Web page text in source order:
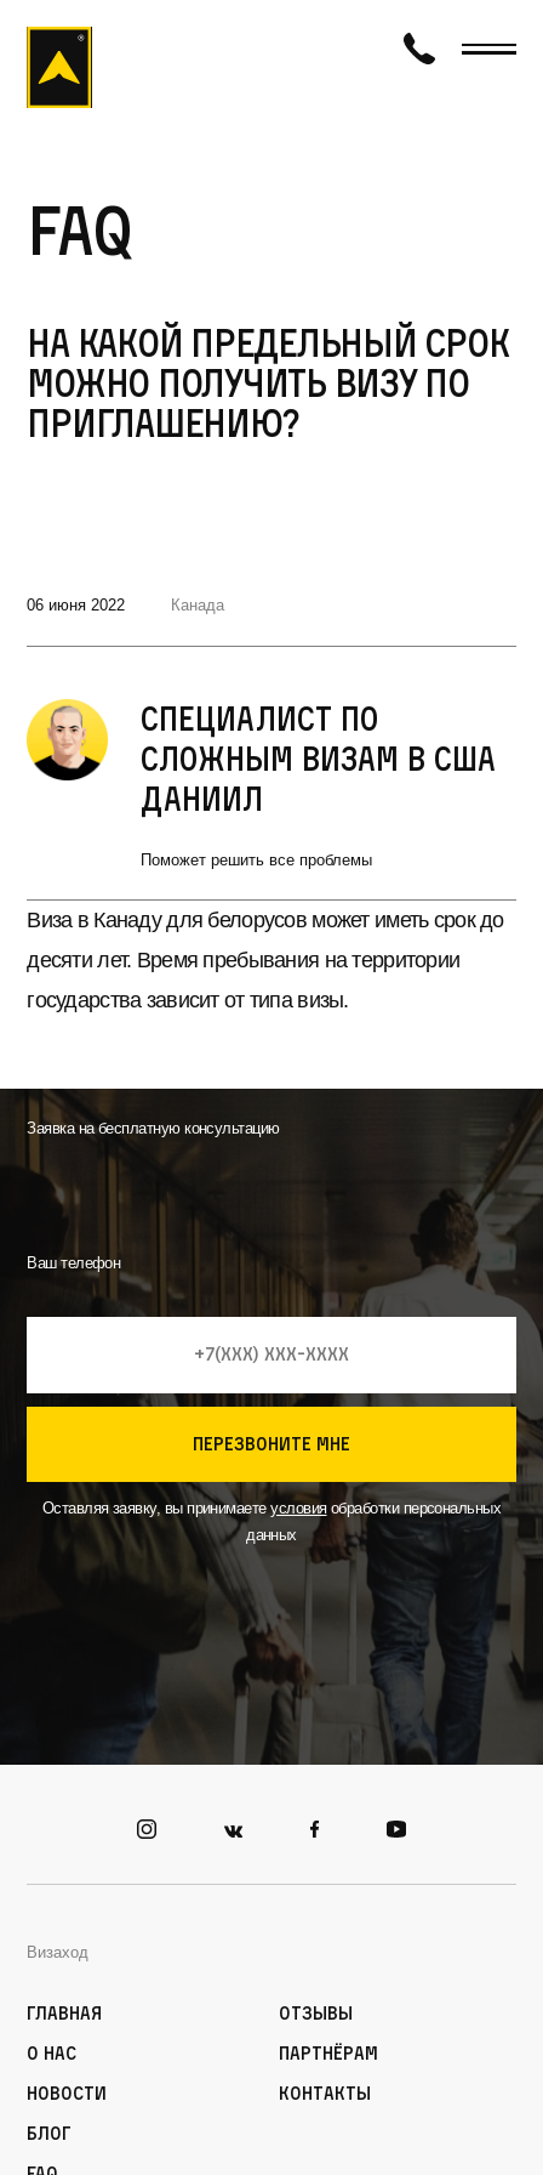
FAQ
На какой предельный срок
можно получить визу по
приглашению?
06 июня 2022 Канада
Специалист по
сложным визам в США
Даниил
Поможет решить все проблемы
Виза в Канаду для белорусов может иметь срок до
десяти лет. Время пребывания на территории
государства зависит от типа визы.
Заявка на бесплатную консультацию
Ваш телефон
перезвоните мне
Оставляя заявку, вы принимаетеусловияобработки персональных
данных
Визаход
Главная
О нас
Новости
Блог
Отзывы
Партнёрам
Контакты